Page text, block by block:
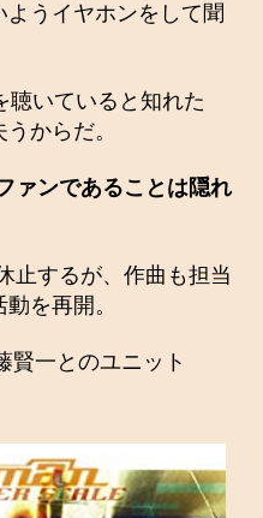
うイヤホンをして聞
聴いていると知れた
からだ。
ァンであることは隠れ
止するが、作曲も担当
を再開。
賢一とのユニット